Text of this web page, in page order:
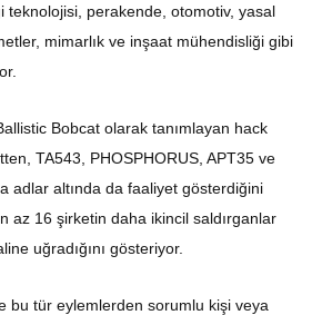
teknolojisi, perakende, otomotiv, yasal
mimarlık ve inşaat mühendisliği gibi
Bobcat olarak tanımlayan hack
TA543, PHOSPHORUS, APT35 ve
adlar altında da faaliyet gösterdiğini
az 16 şirketin daha ikincil saldırganlar
uğradığını gösteriyor.
bu tür eylemlerden sorumlu kişi veya